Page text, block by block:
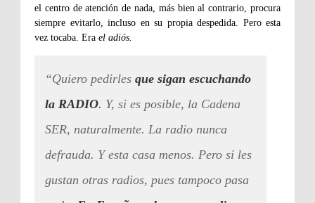
el centro de atención de nada, más bien al contrario, procura
siempre evitarlo, incluso en su propia despedida. Pero esta
vez tocaba. Era el adiós.
“Quiero pedirles que sigan escuchando
la RADIO. Y, si es posible, la Cadena
SER, naturalmente. La radio nunca
defrauda. Y esta casa menos. Pero si les
gustan otras radios, pues tampoco pasa